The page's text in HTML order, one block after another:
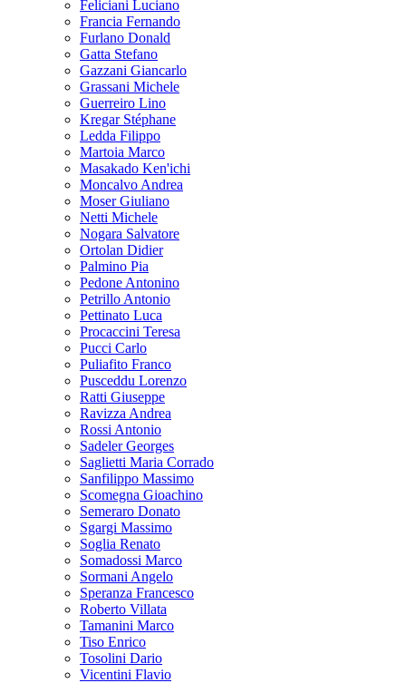
Feliciani Luciano
Francia Fernando
Furlano Donald
Gatta Stefano
Gazzani Giancarlo
Grassani Michele
Guerreiro Lino
Kregar Stéphane
Ledda Filippo
Martoia Marco
Masakado Ken'ichi
Moncalvo Andrea
Moser Giuliano
Netti Michele
Nogara Salvatore
Ortolan Didier
Palmino Pia
Pedone Antonino
Petrillo Antonio
Pettinato Luca
Procaccini Teresa
Pucci Carlo
Puliafito Franco
Pusceddu Lorenzo
Ratti Giuseppe
Ravizza Andrea
Rossi Antonio
Sadeler Georges
Saglietti Maria Corrado
Sanfilippo Massimo
Scomegna Gioachino
Semeraro Donato
Sgargi Massimo
Soglia Renato
Somadossi Marco
Sormani Angelo
Speranza Francesco
Roberto Villata
Tamanini Marco
Tiso Enrico
Tosolini Dario
Vicentini Flavio